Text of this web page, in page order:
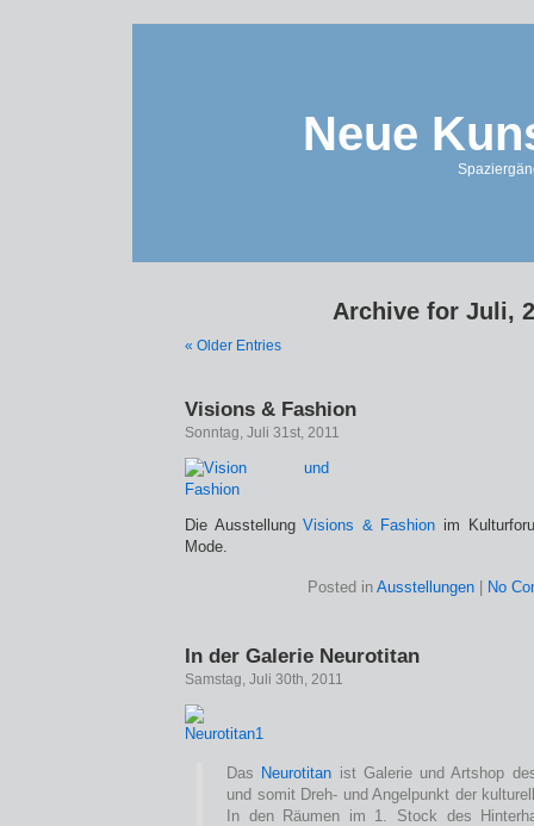
Neue
Archive for Juli,
« Older Entries
Visions & Fashion
Sonntag, Juli 31st, 2011
Die AusstellungVisions & Fashion im
Mode.
Posted in Ausstellungen| No
In der Galerie Neurotitan
Samstag, Juli 30th, 2011
Das Neurotitan ist Galerie und Artshop
und somit Dreh- und Angelpunkt der
In den Räumen im 1. Stock des